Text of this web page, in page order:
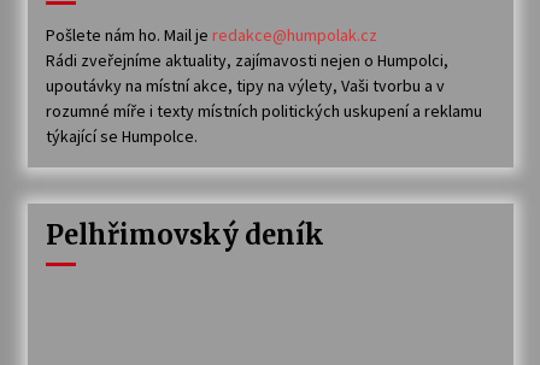
Pošlete nám ho. Mail je redakce@humpolak.cz
Rádi zveřejníme aktuality, zajímavosti nejen o Humpolci,
upoutávky na místní akce, tipy na výlety, Vaši tvorbu a v
rozumné míře i texty místních politických uskupení a reklamu
týkající se Humpolce.
Pelhřimovský deník